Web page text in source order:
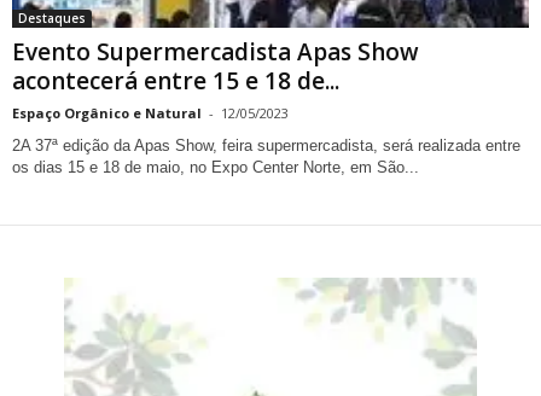
Destaques
Evento Supermercadista Apas Show
acontecerá entre 15 e 18 de...
Espaço Orgânico e Natural - 12/05/2023
2A 37ª edição da Apas Show, feira supermercadista, será realizada entre
os dias 15 e 18 de maio, no Expo Center Norte, em São...